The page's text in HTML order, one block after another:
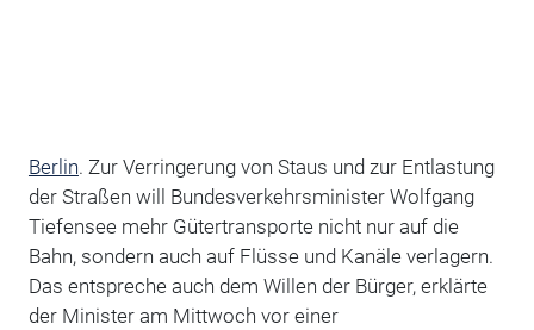
Berlin. Zur Verringerung von Staus und zur Entlastung
der Straßen will Bundesverkehrsminister Wolfgang
Tiefensee mehr Gütertransporte nicht nur auf die
Bahn, sondern auch auf Flüsse und Kanäle verlagern.
Das entspreche auch dem Willen der Bürger, erklärte
der Minister am Mittwoch vor einer